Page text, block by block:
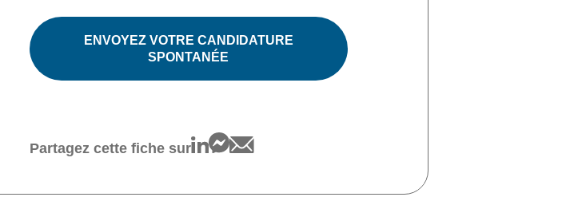
ENVOYEZ VOTRE CANDIDATURE
SPONTANÉE
Partagez cette fiche sur